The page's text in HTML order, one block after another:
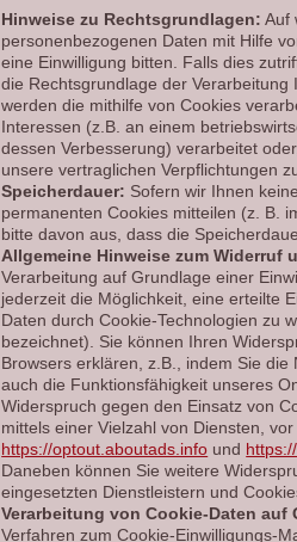
Hinweise zu Rechtsgrundlagen: Auf
personenbezogenen Daten mit Hilfe
eine Einwilligung bitten. Falls dies
die Rechtsgrundlage der
werden die mithilfe von Cookies
Interessen (z.B. an einem
dessen Verbesserung) verarbeitet
unsere vertraglichen Verpflichtungen
Speicherdauer: Sofern wir Ihnen
permanenten Cookies mitteilen (z. B.
bitte davon aus, dass die
Allgemeine Hinweise zum Widerruf
Verarbeitung auf Grundlage einer
jederzeit die Möglichkeit, eine erteilte
Daten durch Cookie-Technologien zu
bezeichnet). Sie können Ihren
Browsers erklären, z.B., indem Sie
auch die Funktionsfähigkeit unseres
Widerspruch gegen den Einsatz von
mittels einer Vielzahl von Diensten,
https://optout.aboutads.info und
Daneben können Sie weitere
eingesetzten Dienstleistern und
Verarbeitung von Cookie-Daten
Verfahren zum Cookie-Einwilligungs-